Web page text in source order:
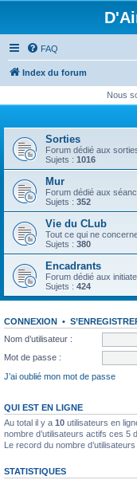
FAQ
Index du forum
Nous
Sorties
Forum dédié aux
Sujets : 1016
Mur
Forum dédié aux
Sujets : 352
Vie du CLub
Tout ce qui ne
Sujets : 380
Encadrants
Forum dédié aux
Sujets : 424
CONNEXION •
Nom d’utilisateur :
Mot de passe :
J’ai oublié mon mot de passe
QUI EST EN LIGNE
Au total il y a 10 utilisateurs en
nombre d’utilisateurs actifs ces 5
Le record du nombre
STATISTIQUES